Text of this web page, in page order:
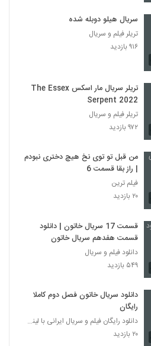
سریال هیلو دوبله شده
تریلر فیلم و سریال
۹۱۶ بازدید
تریلر سریال مار اسکس The Essex
Serpent 2022
تریلر فیلم و سریال
۹۷۲ بازدید
من قبل تو توی نخ هیچ دختری نبودم
| راز بقا قسمت 6
فیلم ترین
۲۰ بازدید
قسمت 17 سریال خاتون | دانلود
قسمت هفدهم سریال خاتون
دانلود فیلم و سریال
۵۴۹ بازدید
دانلود سریال خاتون فصل دوم کاملا
رایگان
دانلود رایگان فیلم و سریال ایرانی با لینک مستقیم
۲۰ بازدید